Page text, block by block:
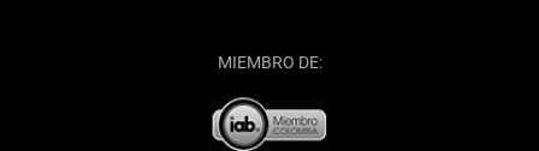
MIEMBRO DE: